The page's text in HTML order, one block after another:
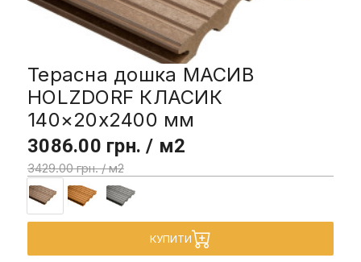
Терасна дошка МАСИВ
HOLZDORF КЛАСИК
140×20х2400 мм
3086.00 грн. / м2
3429.00 грн. / м2
КУПИТИ